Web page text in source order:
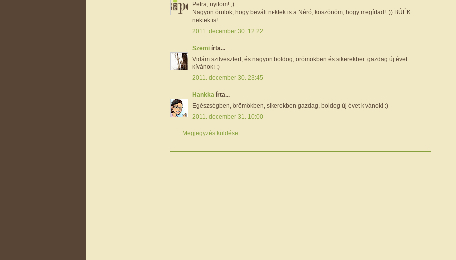
Petra, nyitom! ;)
Nagyon örülök, hogy bevált nektek is a Néró, köszönöm, hogy megírtad! :)) BÚÉK
nektek is!
2011. december 30. 12:22
Szemi írta...
Vidám szilvesztert, és nagyon boldog, örömökben és sikerekben gazdag új évet
kívánok! :)
2011. december 30. 23:45
Hankka írta...
Egészségben, örömökben, sikerekben gazdag, boldog új évet kívánok! :)
2011. december 31. 10:00
Megjegyzés küldése